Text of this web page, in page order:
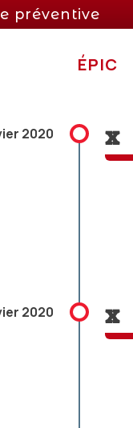
préventive
ÉPIC
2020 x
2020 x